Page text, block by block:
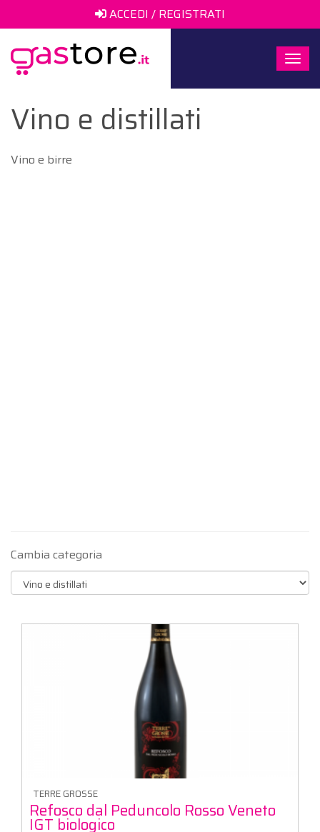
ACCEDI / REGISTRATI
Vino e distillati
Vino e birre
Cambia categoria
TERRE GROSSE
Refosco dal Peduncolo Rosso Veneto
IGT biologico